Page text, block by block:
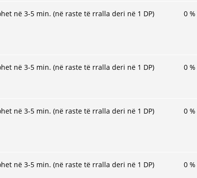
në 3-5 min. (në raste të rralla deri në 1 DP) 0 %
në 3-5 min. (në raste të rralla deri në 1 DP) 0 %
në 3-5 min. (në raste të rralla deri në 1 DP) 0 %
në 3-5 min. (në raste të rralla deri në 1 DP) 0 %